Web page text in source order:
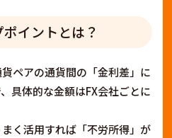
イントとは？
ペアの通貨間の「金利差」に
具体的な金額はFX会社ごとに
く活用すれば「不労所得」が